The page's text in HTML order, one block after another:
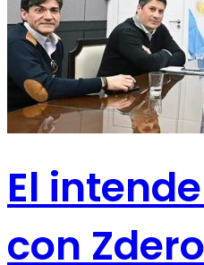
El
con